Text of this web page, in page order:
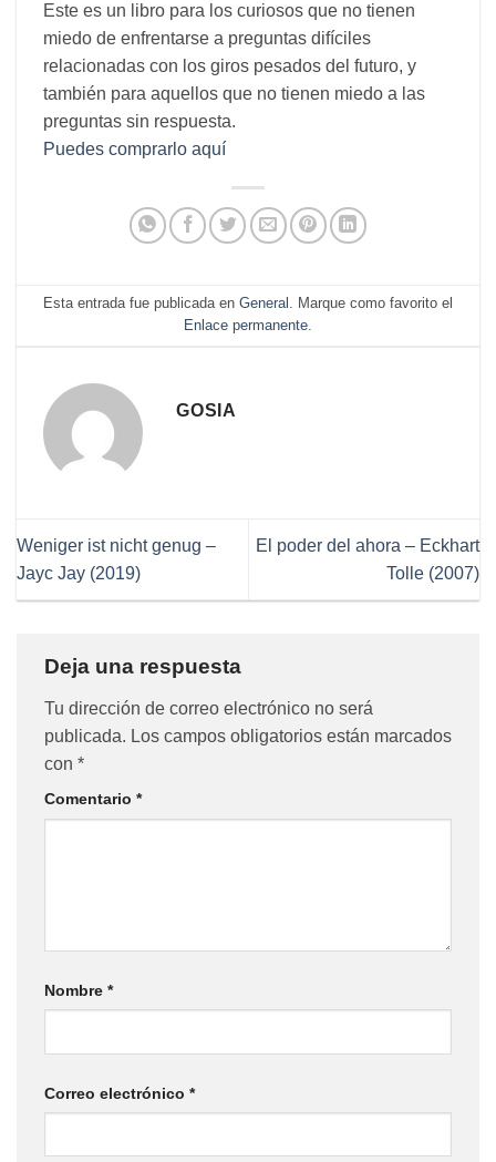
Este es un libro para los curiosos que no tienen
miedo de enfrentarse a preguntas difíciles
relacionadas con los giros pesados ​​del futuro, y
también para aquellos que no tienen miedo a las
preguntas sin respuesta.
Puedes comprarlo aquí
Esta entrada fue publicada en General . Marque como favorito el
Enlace permanente.
GOSIA
Weniger ist nicht genug –
Jayc Jay (2019)
El poder del ahora – Eckhart
Tolle (2007)
Deja una respuesta
Tu dirección de correo electrónico no será
publicada. Los campos obligatorios están marcados
con *
Comentario *
Nombre *
Correo electrónico *